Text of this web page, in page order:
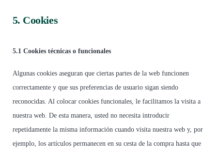
5. Cookies
5.1 Cookies técnicas o funcionales
Algunas cookies aseguran que ciertas partes de la web funcionen
correctamente y que sus preferencias de usuario sigan siendo
reconocidas. Al colocar cookies funcionales, le facilitamos la visita a
nuestra web. De esta manera, usted no necesita introducir
repetidamente la misma información cuando visita nuestra web y, por
ejemplo, los artículos permanecen en su cesta de la compra hasta que